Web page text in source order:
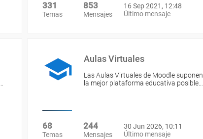
331
Temas
853
Mensajes
16 Sep 2021, 12:48
Último mensaje
Aulas Virtuales
Las Aulas Virtuales de Moodle suponen
la mejor plataforma educativa posible…
68
Temas
244
Mensajes
30 Jun 2026, 10:11
Último mensaje